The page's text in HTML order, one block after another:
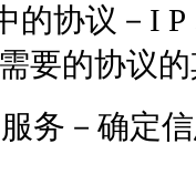
协议－I P
要的协议
务－确定